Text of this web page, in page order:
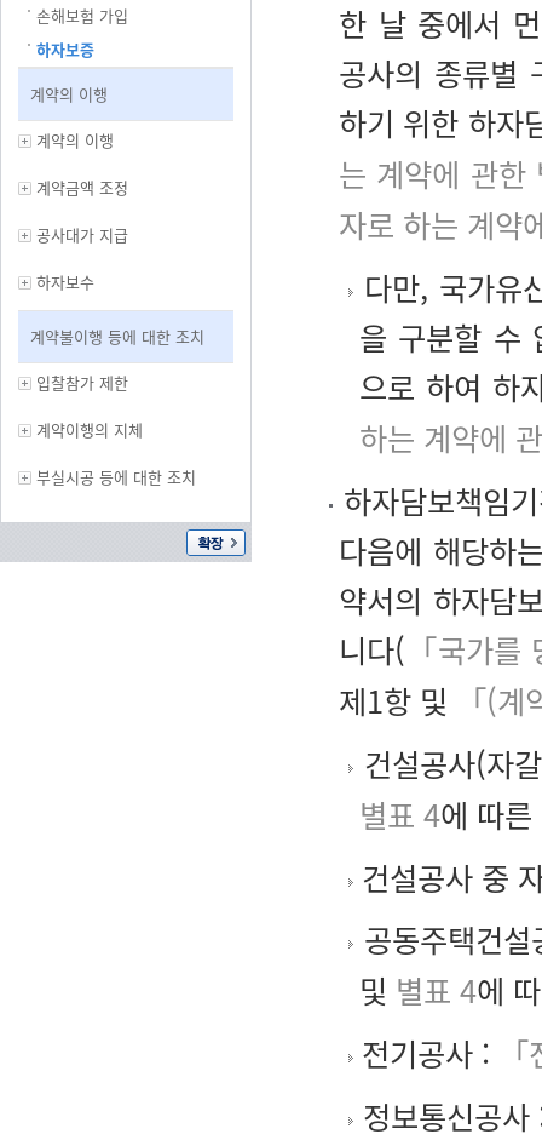
손해보험 가입
하자보증
계약의 이행
계약의 이행
계약금액 조정
공사대가 지급
하자보수
계약불이행 등에 대한 조치
입찰참가 제한
계약이행의 지체
부실시공 등에 대한 조치
한 날 중에서
공사의 종류별
하기 위한 하자
는 계약에 관
자로 하는 계약
다만, 국가유
을 구분할 수
으로 하여 하
하는 계약에
하자담보책임
다음에 해당하
약서의 하자담
니다( 「국가
제1항 및
「(
건설공사(자
별표 4에 따
건설공사 중
공동주택건
및 별표 4에
전기공사 :
정보통신공